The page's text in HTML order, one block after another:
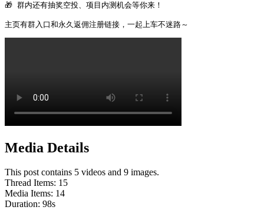
🎁 群内还有抽奖空投、项目内测机会等你来！
主页有群入口和永久返佣注册链接，一起上车不迷路～
Media Details
This post contains 5 videos and 9 images.
Thread Items: 15
Media Items: 14
Duration: 98s